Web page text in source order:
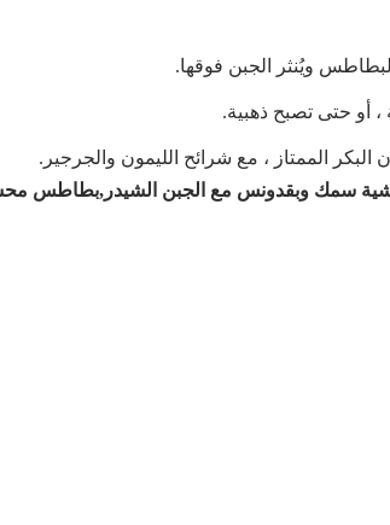
ويُنثر الجبن فوقها.
الممتاز ، مع شرائح الليمون والجرجير.
سمك وبقدونس مع الجبن الشيدر ,بطاطس